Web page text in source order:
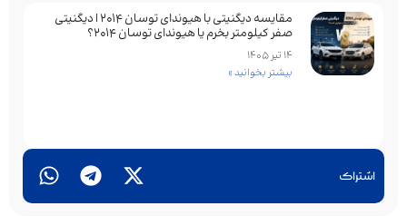
اشتراک
مقایسه دیگنیتی با هیوندای توسان 2014 | دیگنیتی
صفر کیلومتر بخرم یا هیوندای توسان 2014؟
14 تیر 1405
بیشتر بخوانید »